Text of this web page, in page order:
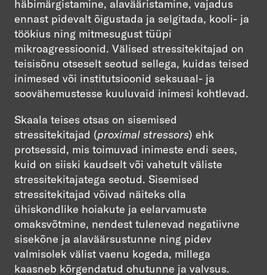
häbimärgistamine, alavääristamine, vajadus
ennast pidevalt õigustada ja selgitada, kooli- ja
töökius ning mitmesugust tüüpi
mikroagressioonid. Välised stressitekitajad on
teisisõnu otseselt seotud sellega, kuidas teised
inimesed või institutsioonid seksuaal- ja
soovähemustesse kuuluvaid inimesi kohtlevad.
Skaala teises otsas on sisemised
stressitekitajad (proximal stressors) ehk
protsessid, mis toimuvad inimeste endi sees,
kuid on siiski kaudselt või vahetult väliste
stressitekitajatega seotud. Sisemised
stressitekitajad võivad näiteks olla
ühiskondlike hoiakute ja eelarvamuste
omaksvõtmine, nendest tulenevad negatiivne
sisekõne ja alaväärsustunne ning pidev
valmisolek välist vaenu kogeda, millega
kaasneb kõrgendatud ohutunne ja valvsus.